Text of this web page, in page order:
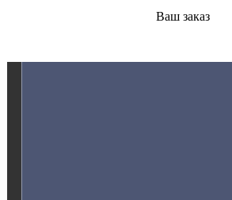
Ваш заказ